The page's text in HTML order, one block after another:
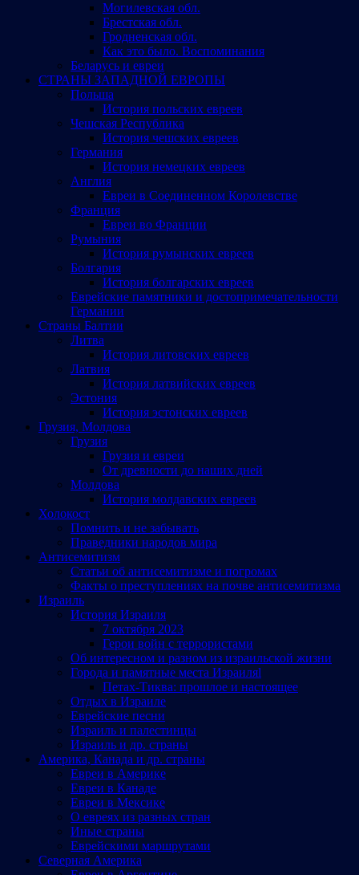
Могилевская обл.
Брестская обл.
Гродненская обл.
Как это было. Воспоминания
Беларусь и евреи
СТРАНЫ ЗАПАДНОЙ ЕВРОПЫ
Польша
История польских евреев
Чешская Республика
История чешских евреев
Германия
История немецких евреев
Англия
Евреи в Соединенном Королевстве
Франция
Евреи во Франции
Румыния
История румынских евреев
Болгария
История болгарских евреев
Еврейские памятники и достопримечательности
Германии
Страны Балтии
Литва
История литовских евреев
Латвия
История латвийских евреев
Эстония
История эстонских евреев
Грузия, Молдова
Грузия
Грузия и евреи
От древности до наших дней
Молдова
История молдавских евреев
Холокост
Помнить и не забывать
Праведники народов мира
Антисемитизм
Статьи об антисемитизме и погромах
Факты о преступлениях на почве антисемитизма
Израиль
История Израиля
7 октября 2023
Герои войн с террористами
Об интересном и разном из израильской жизни
Города и памятные места Израиляl
Петах-Тиква: прошлое и настоящее
Отдых в Израиле
Еврейские песни
Израиль и палестинцы
Израиль и др. страны
Америка, Канада и др. страны
Евреи в Америке
Евреи в Канаде
Евреи в Мексике
О евреях из разных стран
Иные страны
Еврейскими маршрутами
Северная Америка